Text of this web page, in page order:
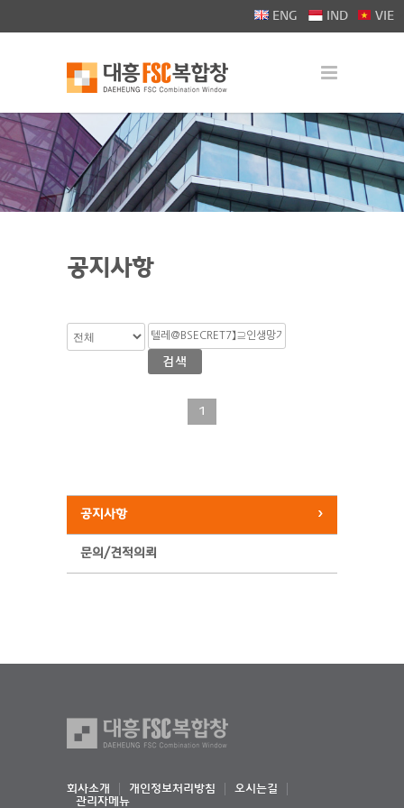
ENG IND VIE
공지사항
검색
1
공지사항
문의/견적의뢰
회사소개 개인정보처리방침
오시는길
관리자메뉴